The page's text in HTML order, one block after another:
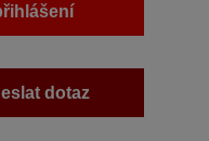
dotaz